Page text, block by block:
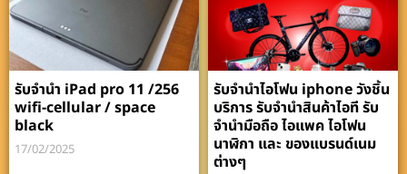
รับจำนำ iPad pro 11 /256
wifi-cellular / space
black
17/02/2025
รับจำนำไอโฟน iphone วังชิ้น
บริการ รับจำนำสินค้าไอที รับ
จำนำมือถือ ไอแพค ไอโฟน
นาฬิกา และ ของแบรนด์เนม
ต่างๆ